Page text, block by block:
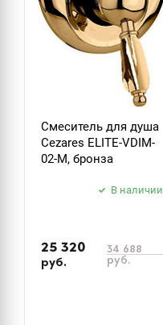
Смеситель для душа
Cezares ELITE-VDIM-
02-M, бронза
В наличии
25 320
руб.
34 688
руб.